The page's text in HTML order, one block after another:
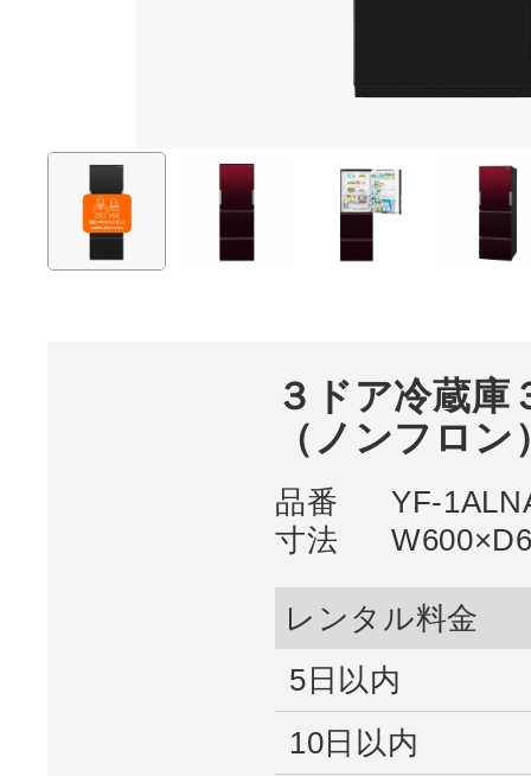
３ドア冷蔵庫
（ノンフロン
品番
YF-
寸法
レンタル料金
5日以内
10日以内